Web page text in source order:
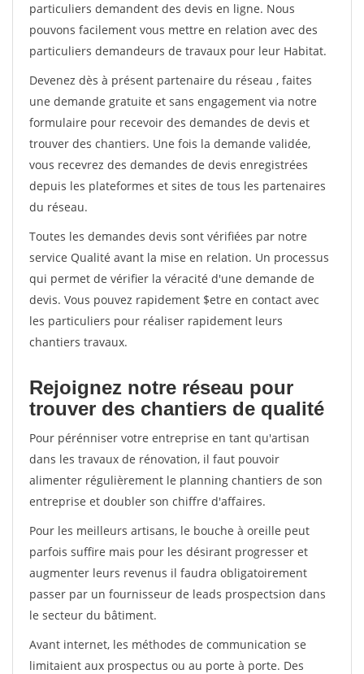
particuliers demandent des devis en ligne. Nous
pouvons facilement vous mettre en relation avec des
particuliers demandeurs de travaux pour leur Habitat.
Devenez dès à présent partenaire du réseau , faites
une demande gratuite et sans engagement via notre
formulaire pour recevoir des demandes de devis et
trouver des chantiers. Une fois la demande validée,
vous recevrez des demandes de devis enregistrées
depuis les plateformes et sites de tous les partenaires
du réseau.
Toutes les demandes devis sont vérifiées par notre
service Qualité avant la mise en relation. Un processus
qui permet de vérifier la véracité d'une demande de
devis. Vous pouvez rapidement $etre en contact avec
les particuliers pour réaliser rapidement leurs
chantiers travaux.
Rejoignez notre réseau pour
trouver des chantiers de qualité
Pour pérénniser votre entreprise en tant qu'artisan
dans les travaux de rénovation, il faut pouvoir
alimenter régulièrement le planning chantiers de son
entreprise et doubler son chiffre d'affaires.
Pour les meilleurs artisans, le bouche à oreille peut
parfois suffire mais pour les désirant progresser et
augmenter leurs revenus il faudra obligatoirement
passer par un fournisseur de leads prospectsion dans
le secteur du bâtiment.
Avant internet, les méthodes de communication se
limitaient aux prospectus ou au porte à porte. Des